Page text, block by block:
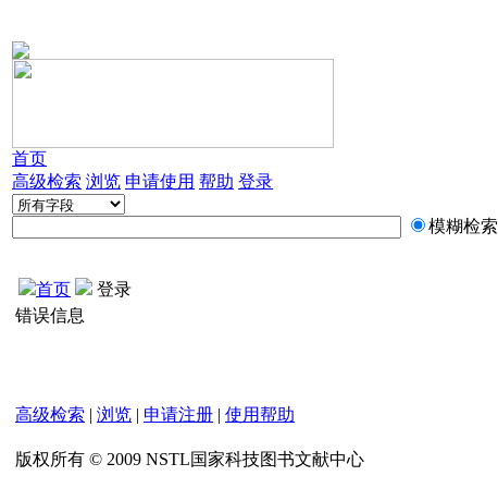
首页
高级检索 浏览 申请使用 帮助 登录
模糊检索
首页
登录
错误信息
高级检索 | 浏览 | 申请注册 | 使用帮助
版权所有 © 2009 NSTL国家科技图书文献中心